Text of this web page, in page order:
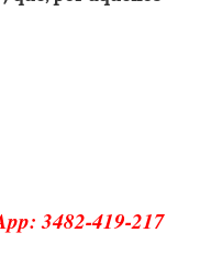
3482-419-217